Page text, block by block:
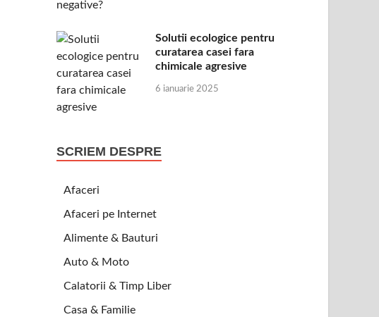
Solutii ecologice pentru
curatarea casei fara
chimicale agresive
6 ianuarie 2025
SCRIEM DESPRE
Afaceri
Afaceri pe Internet
Alimente & Bauturi
Auto & Moto
Calatorii & Timp Liber
Casa & Familie